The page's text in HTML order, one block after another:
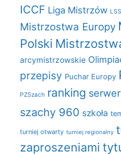
ICCF Liga Mistrzów LSS
Mistrzostwa Europy
Polski
arcymistrzowskie
przepisy Puchar Europy
PZSzach ranking
szachy 960 szkoła
turniej otwarty turniej regionalny
zaproszeniami